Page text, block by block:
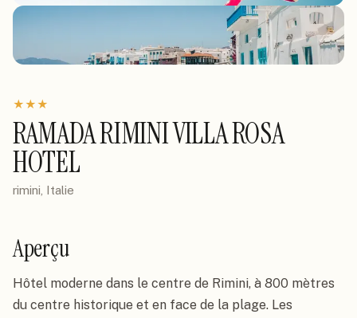
★★★
RAMADA RIMINI VILLA ROSA
HOTEL
rimini, Italie
Aperçu
Hôtel moderne dans le centre de Rimini, à 800 mètres
du centre historique et en face de la plage. Les